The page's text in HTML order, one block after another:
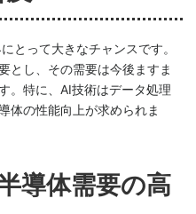
とって大きなチャンスです。
とし、その需要は今後ますま
。特に、AI技術はデータ処理
体の性能向上が求められま
導体需要の高